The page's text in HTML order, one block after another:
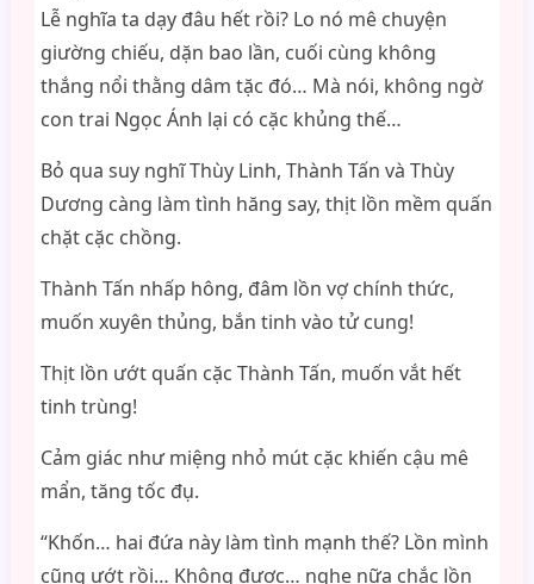
Lễ nghĩa ta dạy đâu hết rồi? Lo nó mê chuyện
giường chiếu, dặn bao lần, cuối cùng không
thắng nổi thằng dâm tặc đó… Mà nói, không ngờ
con trai Ngọc Ánh lại có cặc khủng thế…
Bỏ qua suy nghĩ Thùy Linh, Thành Tấn và Thùy
Dương càng làm tình hăng say, thịt lồn mềm quấn
chặt cặc chồng.
Thành Tấn nhấp hông, đâm lồn vợ chính thức,
muốn xuyên thủng, bắn tinh vào tử cung!
Thịt lồn ướt quấn cặc Thành Tấn, muốn vắt hết
tinh trùng!
Cảm giác như miệng nhỏ mút cặc khiến cậu mê
mẩn, tăng tốc đụ.
“Khốn… hai đứa này làm tình mạnh thế? Lồn mình
cũng ướt rồi… Không được… nghe nữa chắc lồn